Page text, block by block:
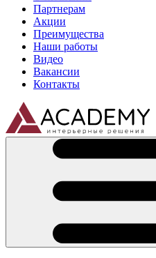
Партнерам
Акции
Преимущества
Наши работы
Видео
Вакансии
Контакты